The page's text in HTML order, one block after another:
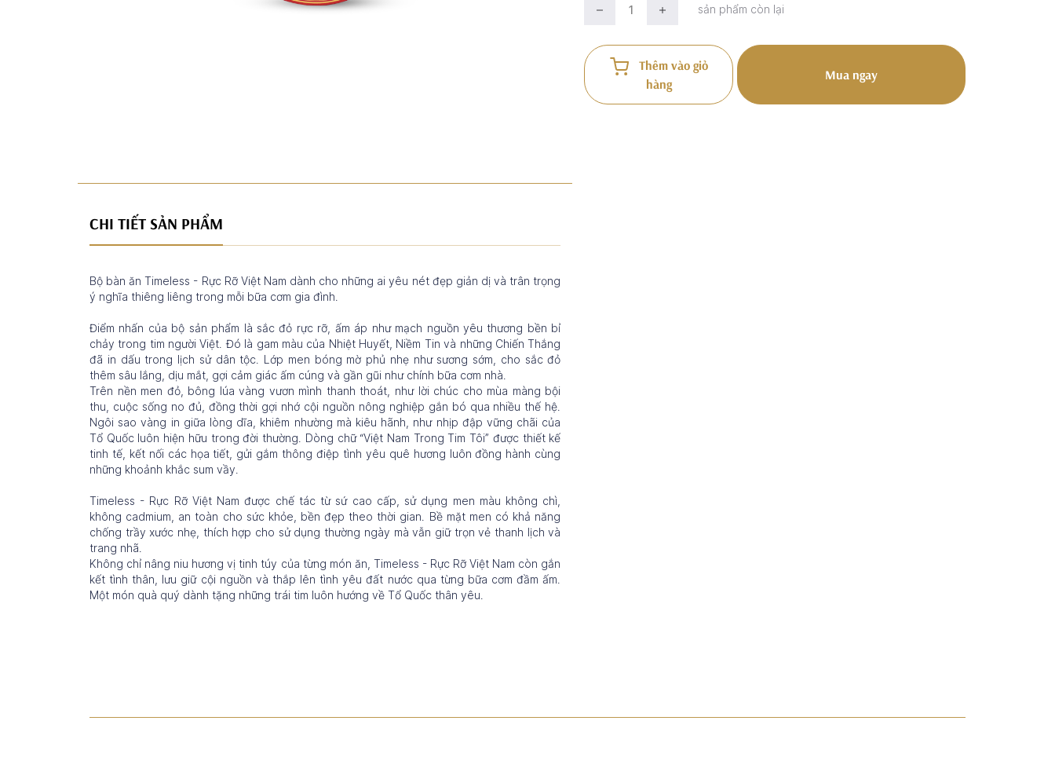
sản phẩm còn lại
Thêm vào giỏ
hàng
Mua ngay
CHI TIẾT SẢN PHẨM
Bộ bàn ăn Timeless - Rực Rỡ Việt Nam dành cho những ai yêu nét đẹp giản dị và trân trọng
ý nghĩa thiêng liêng trong mỗi bữa cơm gia đình.
Điểm nhấn của bộ sản phẩm là sắc đỏ rực rỡ, ấm áp như mạch nguồn yêu thương bền bỉ
chảy trong tim người Việt. Đó là gam màu của Nhiệt Huyết, Niềm Tin và những Chiến Thắng
đã in dấu trong lịch sử dân tộc. Lớp men bóng mờ phủ nhẹ như sương sớm, cho sắc đỏ
thêm sâu lắng, dịu mắt, gợi cảm giác ấm cúng và gần gũi như chính bữa cơm nhà.
Trên nền men đỏ, bông lúa vàng vươn mình thanh thoát, như lời chúc cho mùa màng bội
thu, cuộc sống no đủ, đồng thời gợi nhớ cội nguồn nông nghiệp gắn bó qua nhiều thế hệ.
Ngôi sao vàng in giữa lòng dĩa, khiêm nhường mà kiêu hãnh, như nhịp đập vững chãi của
Tổ Quốc luôn hiện hữu trong đời thường. Dòng chữ “Việt Nam Trong Tim Tôi” được thiết kế
tinh tế, kết nối các họa tiết, gửi gắm thông điệp tình yêu quê hương luôn đồng hành cùng
những khoảnh khắc sum vầy.
Timeless - Rực Rỡ Việt Nam được chế tác từ sứ cao cấp, sử dụng men màu không chì,
không cadmium, an toàn cho sức khỏe, bền đẹp theo thời gian. Bề mặt men có khả năng
chống trầy xước nhẹ, thích hợp cho sử dụng thường ngày mà vẫn giữ trọn vẻ thanh lịch và
trang nhã.
Không chỉ nâng niu hương vị tinh túy của từng món ăn, Timeless - Rực Rỡ Việt Nam còn gắn
kết tình thân, lưu giữ cội nguồn và thắp lên tình yêu đất nước qua từng bữa cơm đầm ấm.
Một món quà quý dành tặng những trái tim luôn hướng về Tổ Quốc thân yêu.